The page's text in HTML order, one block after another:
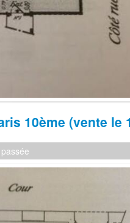
10ème (vente le